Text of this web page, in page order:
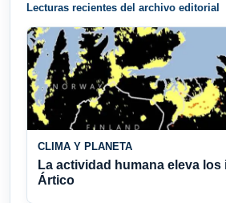
Lecturas recientes del archivo editorial
CLIMA Y PLANETA
La actividad humana eleva los
Ártico